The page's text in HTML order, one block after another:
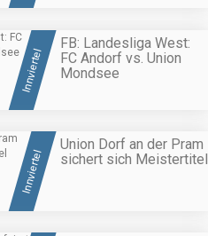
Innviertel
FB: Landesliga West:
FC Andorf vs. Union
Mondsee
Innviertel
Union Dorf an der Pram
sichert sich Meistertitel